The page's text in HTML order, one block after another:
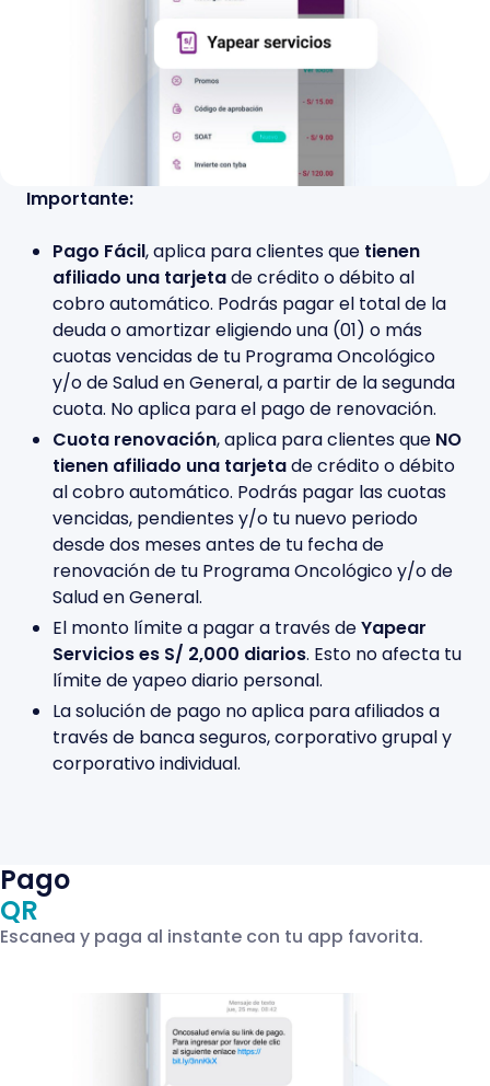
Importante:
Pago Fácil, aplica para clientes que tienen
afiliado una tarjetade crédito o débito al
cobro automático. Podrás pagar el total de la
deuda o amortizar eligiendo una (01) o más
cuotas vencidas de tu Programa Oncológico
y/o de Salud en General, a partir de la segunda
cuota. No aplica para el pago de renovación.
Cuota renovación, aplica para clientes que NO
tienen afiliado una tarjetade crédito o débito
al cobro automático. Podrás pagar las cuotas
vencidas, pendientes y/o tu nuevo periodo
desde dos meses antes de tu fecha de
renovación de tu Programa Oncológico y/o de
Salud en General.
El monto límite a pagar a través deYapear
Servicios es S/ 2,000 diarios. Esto no afecta tu
límite de yapeo diario personal.
La solución de pago no aplica para afiliados a
través de banca seguros, corporativo grupal y
corporativo individual.
Pago
QR
Escanea y paga al instante con tu app favorita.